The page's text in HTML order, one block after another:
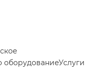
оборудованиеУслуги